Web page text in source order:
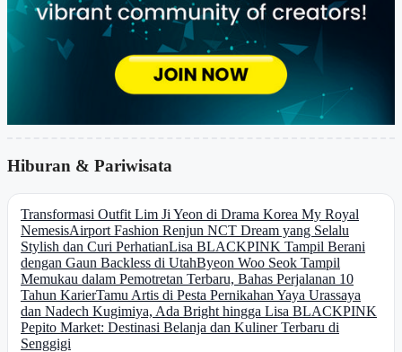
Hiburan & Pariwisata
Transformasi Outfit Lim Ji Yeon di Drama Korea My Royal
NemesisAirport Fashion Renjun NCT Dream yang Selalu
Stylish dan Curi PerhatianLisa BLACKPINK Tampil Berani
dengan Gaun Backless di UtahByeon Woo Seok Tampil
Memukau dalam Pemotretan Terbaru, Bahas Perjalanan 10
Tahun KarierTamu Artis di Pesta Pernikahan Yaya Urassaya
dan Nadech Kugimiya, Ada Bright hingga Lisa BLACKPINK
Pepito Market: Destinasi Belanja dan Kuliner Terbaru di
Senggigi